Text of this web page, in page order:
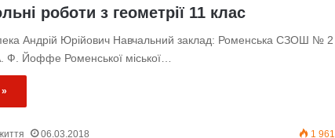
роботи з геометрії 11 клас
Андрій Юрійович Навчальний заклад: Роменська СЗОШ № 2
Ф. Йоффе Роменської міської…
06.03.2018 1 961